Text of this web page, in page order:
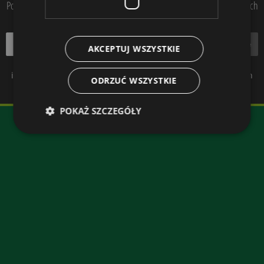
Podaj swój adres e-mail, jeżeli chcesz otrzymywać informacje o nowościach
i promocjach.
zapisz się
Wyrażam zgodę oraz oświadczam, że zapoznałem się z
informacją o administratorze danych i przetwarzaniu danych
zawarte w polityce prywatności.
AKCEPTUJ WSZYSTKIE
ODRZUĆ WSZYSTKIE
POKAŻ SZCZEGÓŁY